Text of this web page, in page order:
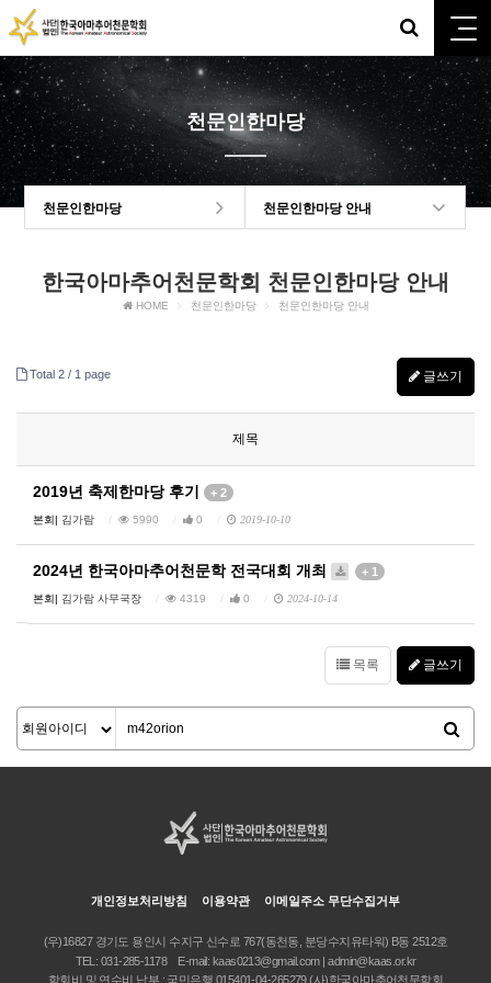
천문인한마당
천문인한마당 천문인한마당 안내
한국아마추어천문학회 천문인한마당 안내
HOME 천문인한마당 천문인한마당 안내
Total 2 / 1 page 글쓰기
제목
2019년 축제한마당 후기 + 2
본회| 김가람 5990 0 2019-10-10
2024년 한국아마추어천문학 전국대회 개최 + 1
본회| 김가람 사무국장 4319 0 2024-10-14
목록 글쓰기
개인정보처리방침 이용약관 이메일주소 무단수집거부
(우)16827 경기도 용인시 수지구 신수로 767(동천동, 분당수지유타워) B동 2512호
TEL: 031-285-1178 E-mail: kaas0213@gmail.com | admin@kaas.or.kr
학회비 및 연수비 납부 : 국민은행 015401-04-265279 (사)한국아마추어천문학회